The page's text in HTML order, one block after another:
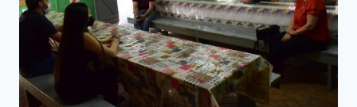
RECUPERACIÓN
DE
PLAZAS
EMBLEMÁTICAS